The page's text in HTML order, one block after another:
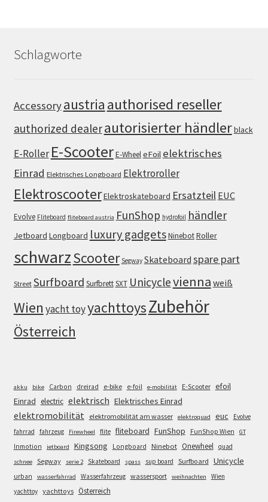
Schlagworte
Accessoryaustria authorised reseller
authorized dealerautorisierter händlerblack
E-Roller E-ScooterE-WheeleFoil elektrisches
Einrad Elektrisches Longboard Elektroroller
ElektroscooterElektroskateboard Ersatzteil EUC
Evolve Fliteboard fliteboard austria FunShop hydrofoil händler
Jetboard Longboard luxury gadgetsNinebotRoller
schwarzScooter Segway Skateboard spare part
Street Surfboard SurfbrettSXT Unicyclevienna weiß
Wien yacht toyyachttoysZubehör
Österreich
akku bike Carbon dreirad e-bike e-foil e-mobilität E-Scooter efoil
Einrad electric elektrisch Elektrisches Einrad
elektromobilität elektromobilität am wasser elektroquad euc
Evolve
fahrrad
fahrzeug Firewheel flite fliteboard FunShop FunShop Wien GT
Inmotion jetboard Kingsong Longboard Ninebot Onewheel quad
schnee Segway serie 2 Skateboard spass sup board Surfboard Unicycle
urban wasserfahrrad Wasserfahrzeug wassersport weihnachten
Wien
yachttoy yachttoys Österreich